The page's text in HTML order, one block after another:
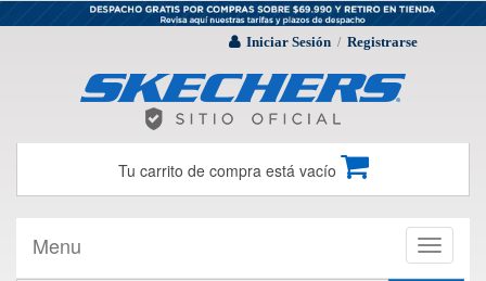
Iniciar Sesión / Registrarse
Tu carrito de compra está vacío
Toggle
Menu